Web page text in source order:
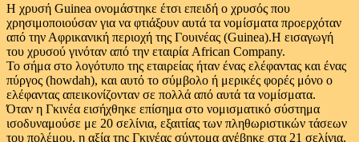
Η χρυσή Guinea ονομάστηκε έτσι επειδή ο χρυσός που
χρησιμοποιούσαν για να φτιάξουν αυτά τα νομίσματα προερχόταν
από την Αφρικανική περιοχή της Γουινέας (Guinea).Η εισαγωγή
του χρυσού γινόταν από την εταιρία African Company.
Το σήμα στο λογότυπο της εταιρείας ήταν ένας ελέφαντας και ένας
πύργος (howdah), και αυτό το σύμβολο ή μερικές φορές μόνο ο
ελέφαντας απεικονίζονταν σε πολλά από αυτά τα νομίσματα.
Όταν η Γκινέα εισήχθηκε επίσημα στο νομισματικό σύστημα
ισοδυναμούσε με 20 σελίνια, εξαιτίας των πληθωριστικών τάσεων
του πολέμου, η αξία της Γκινέας σύντομα ανέβηκε στα 21 σελίνια.